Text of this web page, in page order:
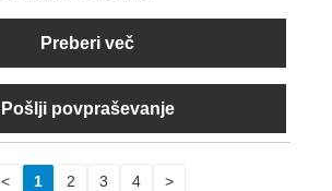
Preberi več
Pošlji povpraševanje
< 1 2 3 4 >